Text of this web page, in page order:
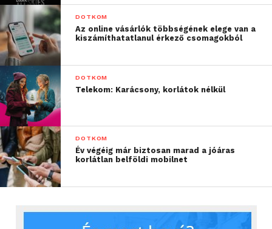
DOTKOM
Az online vásárlók többségének elege van a
kiszámíthatatlanul érkező csomagokból
DOTKOM
Telekom: Karácsony, korlátok nélkül
DOTKOM
Év végéig már biztosan marad a jóáras
korlátlan belföldi mobilnet